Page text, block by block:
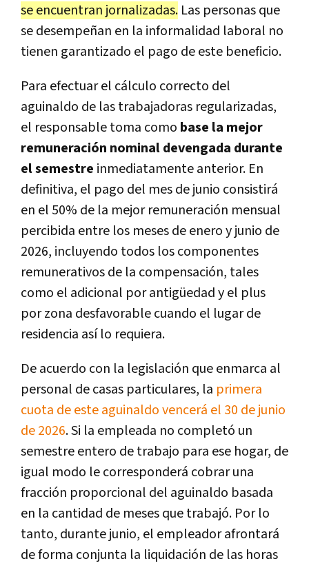
se encuentran jornalizadas. Las personas que
se desempeñan en la informalidad laboral no
tienen garantizado el pago de este beneficio.
Para efectuar el cálculo correcto del
aguinaldo de las trabajadoras regularizadas,
el responsable toma como base la mejor
remuneración nominal devengada durante
el semestre inmediatamente anterior. En
definitiva, el pago del mes de junio consistirá
en el 50% de la mejor remuneración mensual
percibida entre los meses de enero y junio de
2026, incluyendo todos los componentes
remunerativos de la compensación, tales
como el adicional por antigüedad y el plus
por zona desfavorable cuando el lugar de
residencia así lo requiera.
De acuerdo con la legislación que enmarca al
personal de casas particulares, la primera
cuota de este aguinaldo vencerá el 30 de junio
de 2026. Si la empleada no completó un
semestre entero de trabajo para ese hogar, de
igual modo le corresponderá cobrar una
fracción proporcional del aguinaldo basada
en la cantidad de meses que trabajó. Por lo
tanto, durante junio, el empleador afrontará
de forma conjunta la liquidación de las horas